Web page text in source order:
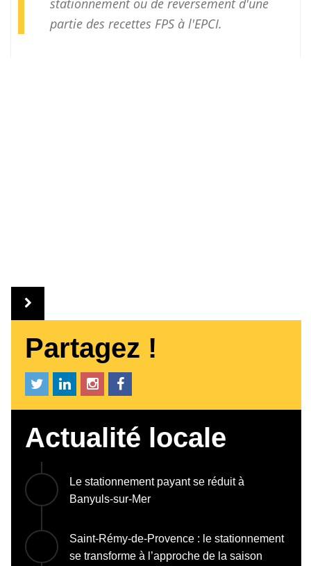
stationnement ou de reversement d'une
partie des recettes FPS à l'EPCI.
Partagez !
Actualité locale
Le stationnement payant se réduit à
Banyuls-sur-Mer
Saint-Rémy-de-Provence : le stationnement
se transforme à l’approche de la saison